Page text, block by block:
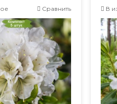
Сравнить В